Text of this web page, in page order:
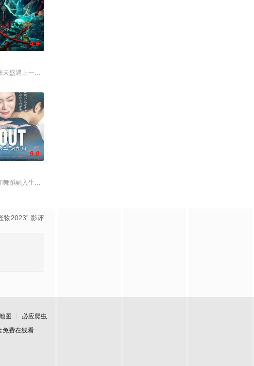
调查深入，侦探发现这远不是一起普通的网络霸
in a story about a mys
4.0
天盛遇上一起离奇的神像杀人事件，勘案过程中，牵引出“婴胎报仇”，“娘娘索命”等一连
9.0
舞蹈融入生活的冲绳。与母亲朱音、妹妹舞一起生活的照屋踊，憧憬舞蹈学校的丽莎，
物2023” 影评
图
必应爬虫
免费在线看